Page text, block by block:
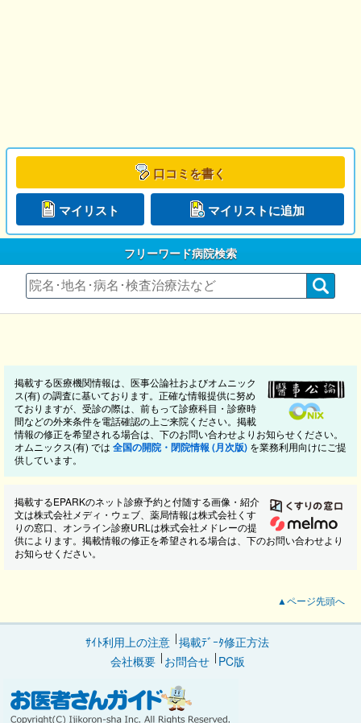
口コミを書く
マイリスト マイリストに追加
フリーワード病院検索
掲載する医療機関情報は、医事公論社およびオムニック
ス(有) の調査に基いております。正確な情報提供に努め
ておりますが、受診の際は、前もって診療科目・診療時
間などの外来条件を電話確認の上ご来院ください。掲載
情報の修正を希望される場合は、下のお問い合わせよりお知らせください。
オムニックス(有) では 全国の開院・閉院情報 (月次版) を業務利用向けにご提
供しています。
掲載するEPARKのネット診療予約と付随する画像・紹介
文は株式会社メディ・ウェブ、薬局情報は株式会社くす
りの窓口、オンライン診療URLは株式会社メドレーの提
供によります。掲載情報の修正を希望される場合は、下のお問い合わせより
お知らせください。
▲ページ先頭へ
ｻｲﾄ利用上の注意 掲載ﾃﾞｰﾀ修正方法
会社概要
お問合せ PC版